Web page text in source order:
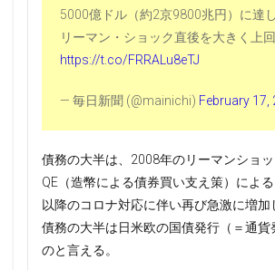
5000億ドル（約2京9800兆円）に達
リーマン・ショック直後を大きく上回
https://t.co/FRRALu8eTJ
— 毎日新聞 (@mainichi) February 17,
債務の大半は、2008年のリーマンショ
QE（造幣による債券買い支え策）によ
以降のコロナ対応に伴い再び急激に増加
債務の大半は日米欧の国債発行（＝通貨
のと言える。